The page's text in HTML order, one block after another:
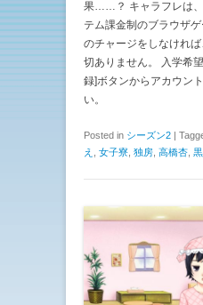
果……？ キャラフレは、
テム課金制のブラウザ
のチャージをしなけれ
切ありません。 入学希
録]ボタンからアカウン
い。
Posted in シーズン2 |
え
女子寮 独房 高橋杏